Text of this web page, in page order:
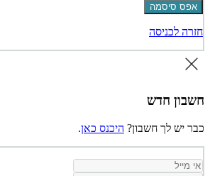
אפס סיסמה
חזרה לכניסה
חשבון חדש
כבר יש לך חשבון? היכנס כאן.